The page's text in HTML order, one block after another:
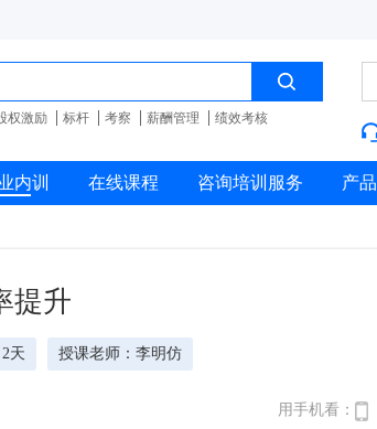
权激励 标杆 考察 薪酬管理 绩效考核
内训 在线课程 咨询培训服务 产品
提升
天 授课老师：李明仿
用手机看：